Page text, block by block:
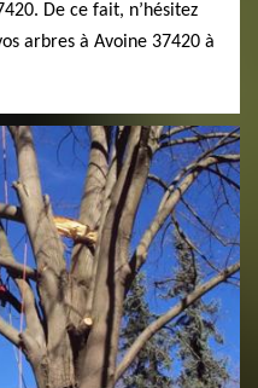
De ce fait, n’hésitez
arbres à Avoine 37420 à